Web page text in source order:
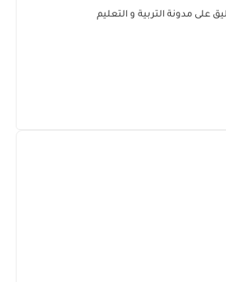
على مدونة التربية و التعليم